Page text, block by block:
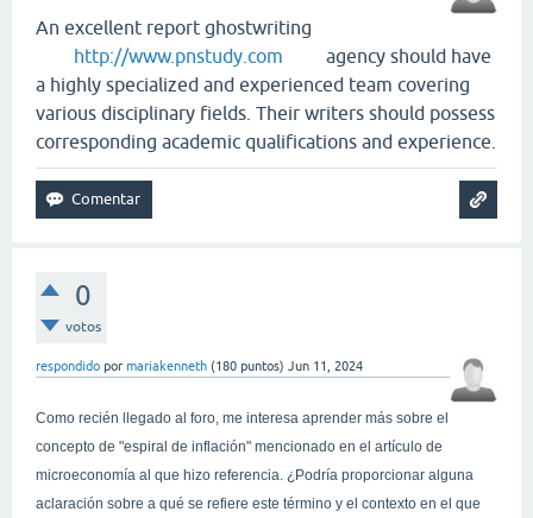
An excellent report ghostwriting
http://www.pnstudy.com agency should have
a highly specialized and experienced team covering
various disciplinary fields. Their writers should possess
corresponding academic qualifications and experience.
0
votos
respondido por mariakenneth (180 puntos) Jun 11, 2024
Como recién llegado al foro, me interesa aprender más sobre el
concepto de "espiral de inflación" mencionado en el artículo de
microeconomía al que hizo referencia. ¿Podría proporcionar alguna
aclaración sobre a qué se refiere este término y el contexto en el que